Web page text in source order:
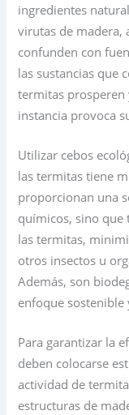
ingredientes
virutas de madera,
confunden con
las sustancias que
termitas
instancia provoca
Utilizar cebos
las termitas tiene
proporcionan una
químicos, sino que
las termitas,
otros insectos u
Además, son
enfoque sostenible
Para garantizar la
deben colocarse
actividad de
estructuras de